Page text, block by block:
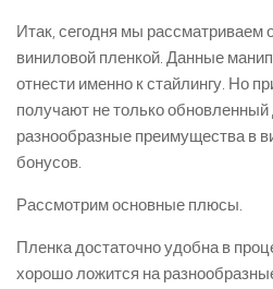
Итак, сегодня мы рассматриваем
виниловой пленкой. Данные
отнести именно к стайлингу. Но
получают не только обновленный
разнообразные преимущества в
бонусов.
Рассмотрим основные плюсы.
Пленка достаточно удобна в
хорошо ложится на